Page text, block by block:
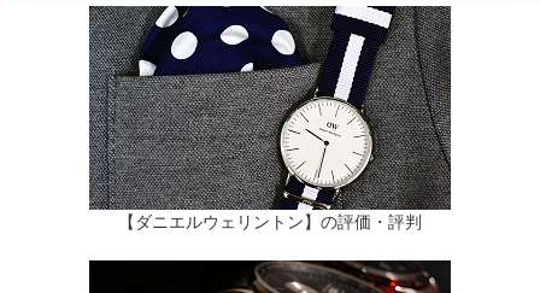
【ダニエルウェリントン】の評価・評判